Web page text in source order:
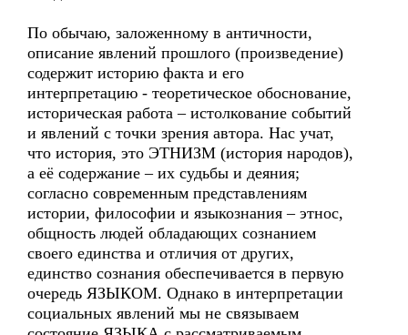
По обычаю, заложенному в античности,
описание явлений прошлого (произведение)
содержит историю факта и его
интерпретацию - теоретическое обоснование,
историческая работа – истолкование событий
и явлений с точки зрения автора. Нас учат,
что история, это ЭТНИЗМ (история народов),
а её содержание – их судьбы и деяния;
согласно современным представлениям
истории, философии и языкознания – этнос,
общность людей обладающих сознанием
своего единства и отличия от других,
единство сознания обеспечивается в первую
очередь ЯЗЫКОМ. Однако в интерпретации
социальных явлений мы не связываем